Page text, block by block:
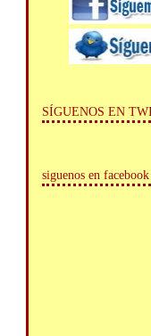
SÍGUENOS EN
siguenos en facebook